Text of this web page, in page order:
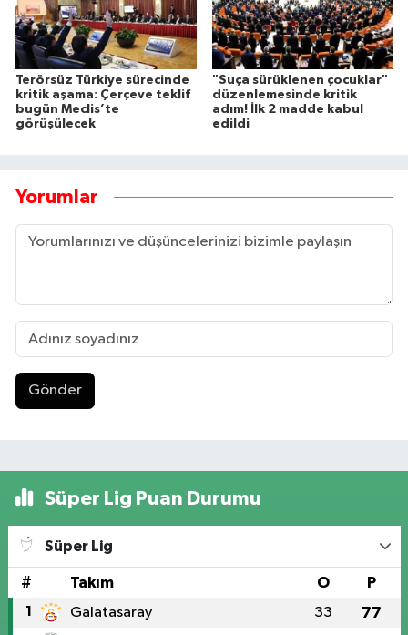
Terörsüz Türkiye sürecinde
kritik aşama: Çerçeve teklif
bugün Meclis’te
görüşülecek
"Suça sürüklenen çocuklar"
düzenlemesinde kritik
adım! İlk 2 madde kabul
edildi
Yorumlar
Gönder
Süper Lig Puan Durumu
Süper Lig
# Takım O P
1 Galatasaray 33 77